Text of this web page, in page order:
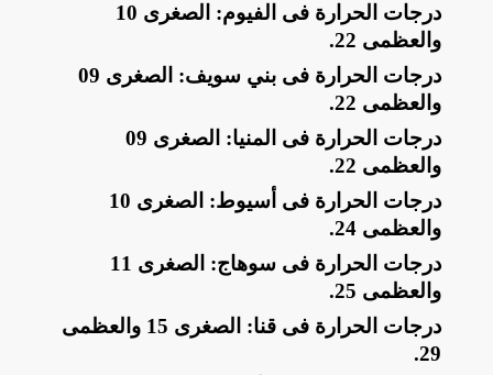
​درجات الحرارة فى الفيوم: الصغرى 10
والعظمى 22
.
​درجات الحرارة فى بني سويف: الصغرى 09
والعظمى 22
.
​درجات الحرارة فى المنيا: الصغرى 09
والعظمى 22
.
​درجات الحرارة فى أسيوط: الصغرى 10
والعظمى 24
.
​درجات الحرارة فى سوهاج: الصغرى 11
والعظمى 25
.
​درجات الحرارة فى قنا: الصغرى 15 والعظمى
29
.